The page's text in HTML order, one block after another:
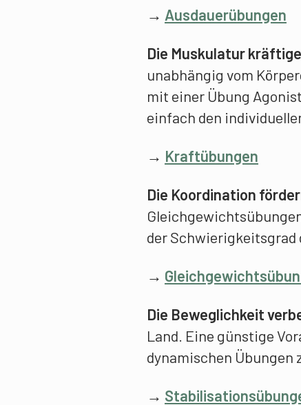
→ Ausdauerübungen
Die Muskulatur
unabhängig vom
mit einer Übung
einfach den
→ Kraftübungen
Die Koordination
der Schwierigkeitsgrad
→
Die Beweglichkeit
Land. Eine günstige
dynamischen Übungen
→